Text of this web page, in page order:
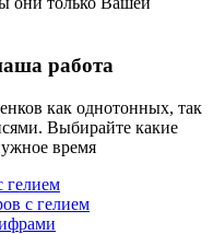
работа
как однотонных, так
Выбирайте какие
время
гелием
с гелием